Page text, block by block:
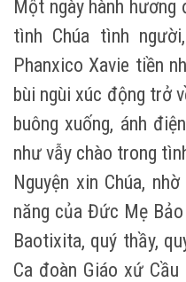
Một ngày hành
tình Chúa tình
Phanxico Xavie tiền
bùi ngùi xúc động trở
buông xuống, ánh
như vẫy chào trong
Nguyện xin Chúa,
năng của Đức Mẹ Bảo
Baotixita, quý thầy,
Ca đoàn Giáo xứ